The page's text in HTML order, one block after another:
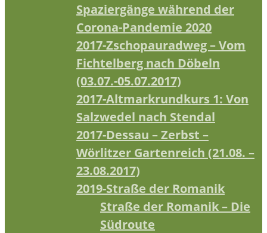
Spaziergänge während der
Corona-Pandemie 2020
2017-Zschopauradweg – Vom
Fichtelberg nach Döbeln
(03.07.-05.07.2017)
2017-Altmarkrundkurs 1: Von
Salzwedel nach Stendal
2017-Dessau – Zerbst –
Wörlitzer Gartenreich (21.08. –
23.08.2017)
2019-Straße der Romanik
Straße der Romanik – Die
Südroute